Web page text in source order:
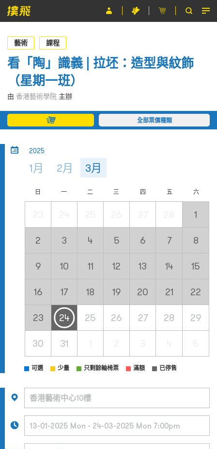
節目
主辦單位
關於撲飛
條款及細則
EN
藝術 課程
看「陶」識義 | 拉坯：造型與紋飾
（星期一班）
由 香港藝術學院 主辦
全部票價種類
2025
1月 2月 3月
日 一 二 三 四 五 六
1
2 3 4 5 6 7 8
9 10 11 12 13 14 15
16 17 18 19 20 21 22
23 24 25 26 27 28 29
30 31
可選 少量 只剩餘輪椅票 滿額 已停售